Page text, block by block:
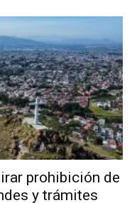
prohibición de
y trámites